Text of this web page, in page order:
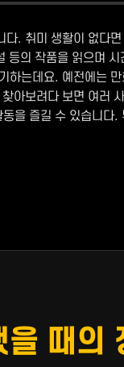
. 취미 생활이 없다
의 작품을 읽으며
하는데요. 예전에는
아보려다 보면 여러
을 즐길 수 있습니
때의